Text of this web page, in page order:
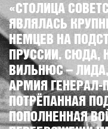
«СТОЛИЦА
ЯВЛЯЛАСЬ
НЕМЦЕВ НА
ПРУССИИ. СЮДА,
ВИЛЬНЮС –
АРМИЯ ГЕНЕРАЛ-
ПОТРЁПАННАЯ
ПОПОЛНЕННАЯ